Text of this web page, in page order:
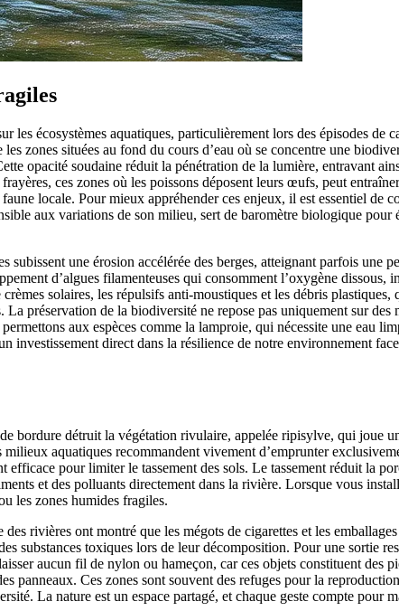
écosystèmes aquatiques, particulièrement lors des épisodes de
zones situées au fond du cours d’eau où se concentre une
opacité soudaine réduit la pénétration de la lumière, entravant
ces zones où les poissons déposent leurs œufs, peut
locale. Pour mieux appréhender ces enjeux, il est essentiel de
aux variations de son milieu, sert de baromètre biologique pour
une érosion accélérée des berges, atteignant parfois une
d’algues filamenteuses qui consomment l’oxygène dissous,
solaires, les répulsifs anti-moustiques et les débris plastiques,
préservation de la biodiversité ne repose pas uniquement sur des
aux espèces comme la lamproie, qui nécessite une eau
direct dans la résilience de notre environnement
bordure détruit la végétation rivulaire, appelée ripisylve, qui joue
aquatiques recommandent vivement d’emprunter
pour limiter le tassement des sols. Le tassement réduit la
et des polluants directement dans la rivière. Lorsque vous
les zones humides fragiles.
rivières ont montré que les mégots de cigarettes et les
substances toxiques lors de leur décomposition. Pour une sortie
aucun fil de nylon ou hameçon, car ces objets constituent des
panneaux. Ces zones sont souvent des refuges pour la
La nature est un espace partagé, et chaque geste compte pour